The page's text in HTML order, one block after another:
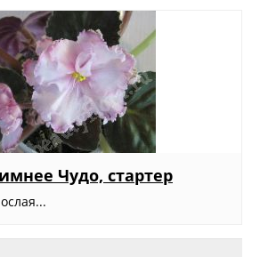
Чудо, стартер